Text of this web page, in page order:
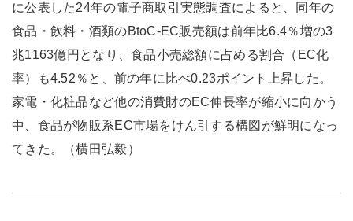
に公表した24年の電子商取引実態調査によると、同年の
食品・飲料・酒類のBtoC-EC販売額は前年比6.4％増の3
兆1163億円となり、食品小売総額に占める割合（EC化
率）も4.52％と、前の年に比べ0.23ポイント上昇した。
家電・化粧品など他の消費財のEC伸長率が縮小に向かう
中、食品が物販系EC市場をけん引する構図が鮮明になっ
てきた。（横田弘毅）